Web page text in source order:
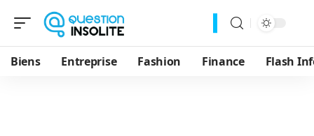
Biens Entreprise Fashion Finance Flash